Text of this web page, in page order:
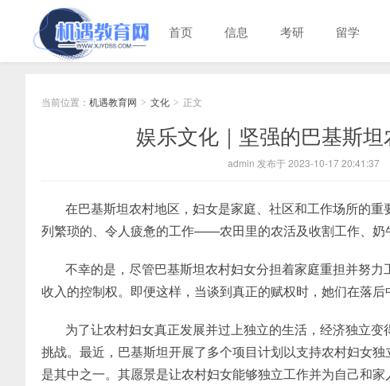
首页 信息 考研 留学
当前位置： 机遇教育网 > 文化 > 正文
娱乐文化｜坚强的巴基斯
admin 发布于 2023-10-17 20:41:37
在巴基斯坦农村地区，妇女是家庭、社区和工作场所的
列繁琐的、令人疲惫的工作——农田里的农活及收割工作、奶
不幸的是，尽管巴基斯坦农村妇女分担着家庭重担并努
收入的控制权。即便这样，当谈到真正的赋权时，她们在落后
为了让农村妇女真正发展并过上独立的生活，经济独立
挑战。最近，巴基斯坦开展了多个项目计划以支持农村妇女
是其中之一。其愿景是让农村妇女能够独立工作并为自己和